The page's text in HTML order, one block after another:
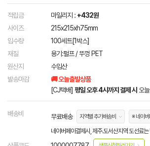
적립금 마일리지 : +432원
사이즈
215x215xh75mm
입수량
100세트[1박스]
재질
용기:펄프 / 뚜껑 PET
원산지
수입산
발송마감
🚚 오늘출발상품
[CJ택배] 평일 오후 4시까지 결제 시 오
배송비 무료배송 지역별 추가배송비 ※ 네이버
네이버페이결제시, 제주.도서산지역 도선료